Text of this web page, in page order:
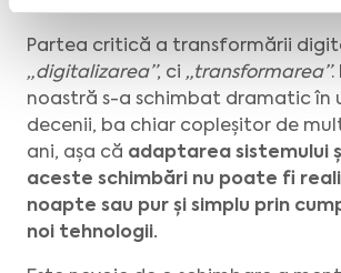
Partea critică a transformării
„digitalizarea”, ci „transformarea”.
noastră s-a schimbat dramatic în
decenii, ba chiar copleșitor de
ani, așa că adaptarea sistemului
aceste schimbări nu poate fi
noapte sau pur și simplu prin
noi tehnologii.